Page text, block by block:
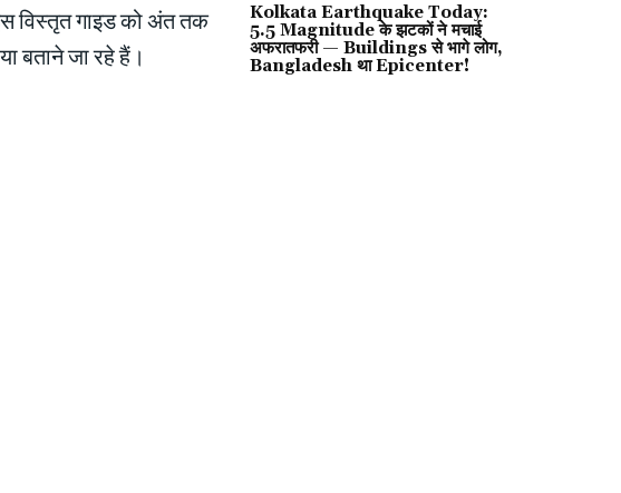
विस्तृत गाइड को अंत तक
बताने जा रहे हैं।
Kolkata Earthquake Today:
5.5 Magnitude के झटकों ने मचाई
अफरातफरी — Buildings से भागे लोग,
Bangladesh था Epicenter!